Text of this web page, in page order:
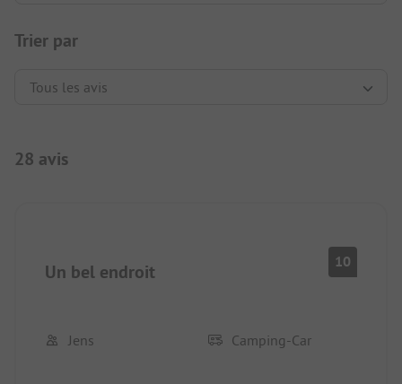
Trier par
28 avis
Un bel endroit 10
Jens Camping-Car